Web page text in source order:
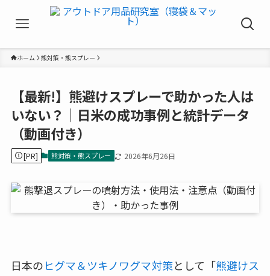
ホーム 熊対策・熊スプレー
【最新!】熊避けスプレーで助かった人は
いない？｜日米の成功事例と統計データ
（動画付き）
[PR] 熊対策・熊スプレー 2026年6月26日
日本のヒグマ＆ツキノワグマ対策として「熊避けス